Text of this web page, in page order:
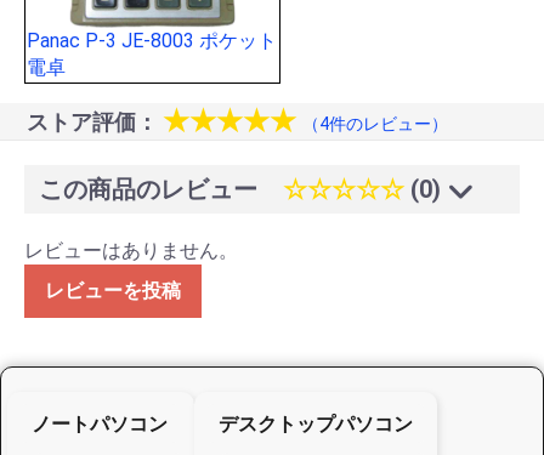
Panac P-3 JE-8003 ポケット
電卓
ストア評価： ★★★★★ （4件のレビュー）
この商品のレビュー ☆☆☆☆☆ (0)
レビューはありません。
レビューを投稿
ノートパソコン デスクトップパソコン